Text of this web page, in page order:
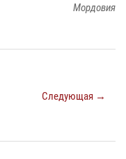
Мордовия
Следующая →